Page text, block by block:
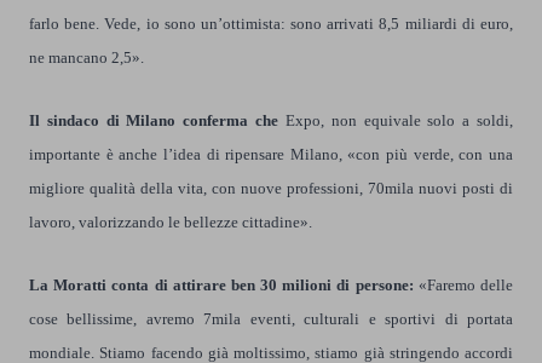
farlo bene. Vede, io sono un’ottimista: sono arrivati 8,5 miliardi di euro,
ne mancano 2,5».
Il sindaco di Milano conferma che Expo, non equivale solo a soldi,
importante è anche l’idea di ripensare Milano, «con più verde, con una
migliore qualità della vita, con nuove professioni, 70mila nuovi posti di
lavoro, valorizzando le bellezze cittadine».
La Moratti conta di attirare ben 30 milioni di persone: «Faremo delle
cose bellissime, avremo 7mila eventi, culturali e sportivi di portata
mondiale. Stiamo facendo già moltissimo, stiamo già stringendo accordi